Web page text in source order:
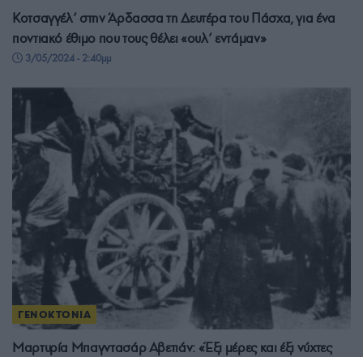
Κοτσαγγέλ’ στην Άρδασσα τη Δευτέρα του Πάσχα, για ένα
ποντιακό έθιμο που τους θέλει «ουλ’ εντάμαν»
3/05/2024 - 2:40μμ
ΓΕΝΟΚΤΟΝΙΑ
Μαρτυρία Μπαγντασάρ Αβετιάν: «Έξι μέρες και έξι νύχτες